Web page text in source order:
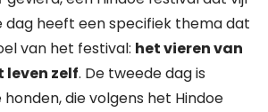
dag heeft een specifiek thema dat
van het festival: het vieren van
leven zelf. De tweede dag is
die volgens het Hindoe